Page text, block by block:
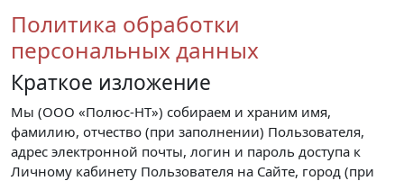
Политика обработки
персональных данных
Краткое изложение
Мы (ООО «Полюс-НТ») собираем и храним имя,
фамилию, отчество (при заполнении) Пользователя,
адрес электронной почты, логин и пароль доступа к
Личному кабинету Пользователя на Сайте, город (при